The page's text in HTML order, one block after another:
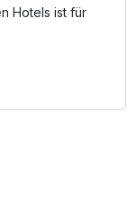
Hotels ist für